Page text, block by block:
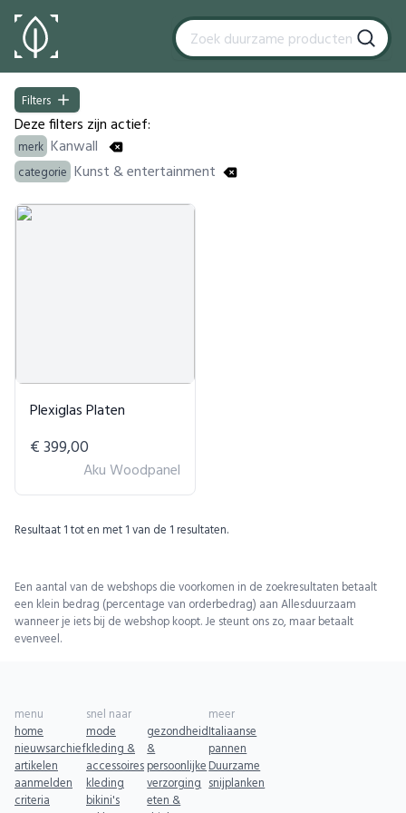
Filters
Filters
Deze filters zijn actief:
merk Kanwall
categorie Kunst & entertainment
Products
Plexiglas Platen
€ 399,00
Aku Woodpanel
Resultaat 1tot en met 1 van de 1 resultaten.
Een aantal van de webshops die voorkomen in de zoekresultaten betaalt
een klein bedrag (percentage van orderbedrag) aan Allesduurzaam
wanneer je iets bij de webshop koopt. Je steunt ons zo, maar betaalt
evenveel.
menu
home
nieuwsarchief
artikelen
aanmelden
criteria
snel naar
mode
kleding &
accessoires
kleding
bikini's
gezondheid
&
persoonlijke
verzorging
eten &
meer
Italiaanse
pannen
Duurzame
snijplanken